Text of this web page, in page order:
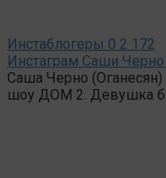
Инстаблогеры 0 2 172
Инстаграм Саши Черно
Саша Черно
шоу ДОМ 2. Девушка